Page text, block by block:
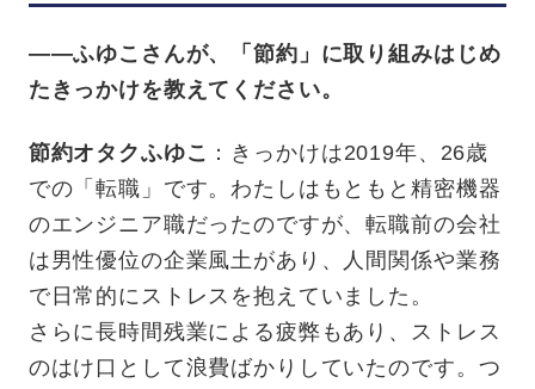
——ふゆこさんが、「節約」に取り組みはじめ
たきっかけを教えてください。
節約オタクふゆこ ：きっかけは2019年、26歳
での「転職」です。わたしはもともと精密機器
のエンジニア職だったのですが、転職前の会社
は男性優位の企業風土があり、人間関係や業務
で日常的にストレスを抱えていました。
さらに長時間残業による疲弊もあり、ストレス
のはけ口として浪費ばかりしていたのです。つ